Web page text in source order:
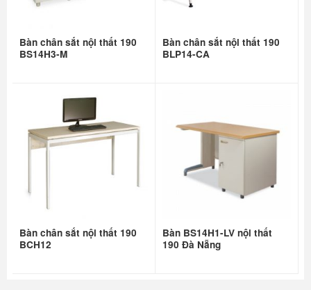
Bàn chân sắt nội thất 190
BS14H3-M
Bàn chân sắt nội thất 190
BLP14-CA
Bàn chân sắt nội thất 190
BCH12
Bàn BS14H1-LV nội thất
190 Đà Nẵng